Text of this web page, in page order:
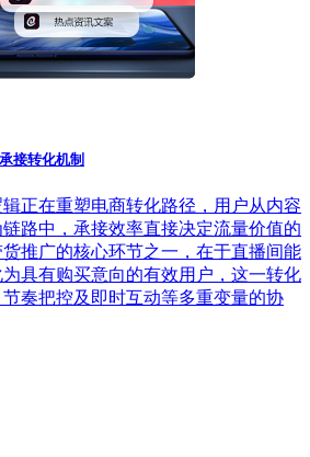
接转化机制
正在重塑电商转化路径，用户从内容
路中，承接效率直接决定流量价值的
推广的核心环节之一，在于直播间能
具有购买意向的有效用户，这一转化
奏把控及即时互动等多重变量的协